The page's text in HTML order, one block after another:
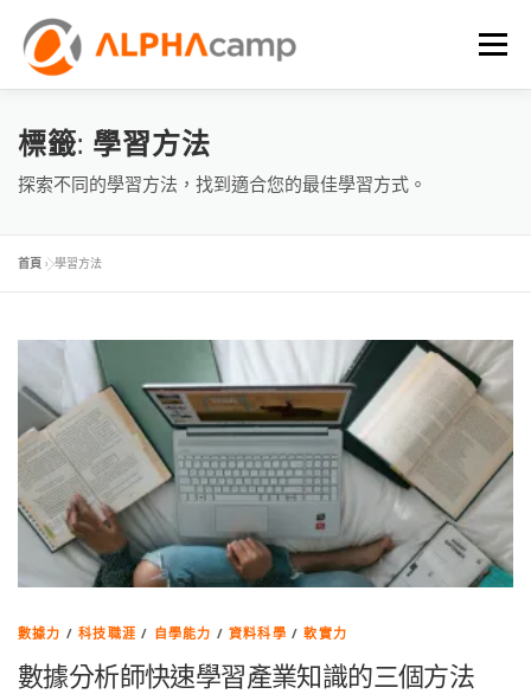
選單
首頁 課程內容
標籤: 學習方法
探索不同的學習方法，找到適合您的最佳學習方式。
首頁 »學習方法
數據力 /科技職涯 / 自學能力 /資料科學 /軟實力
數據分析師快速學習產業知識的三個方法